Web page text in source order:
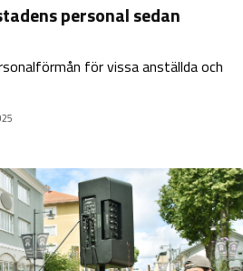
personal sedan
för vissa anställda och